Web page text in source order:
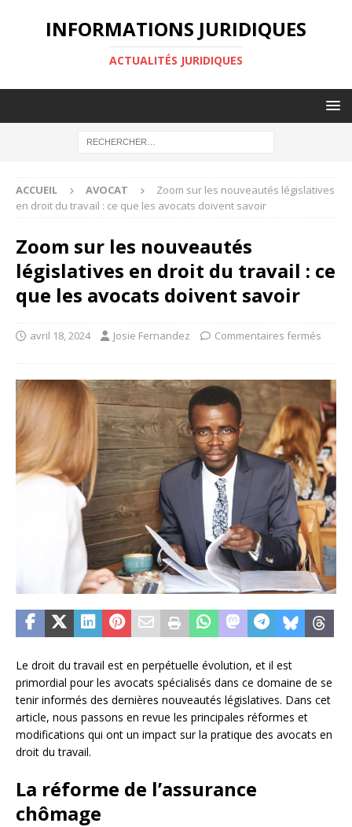
INFORMATIONS JURIDIQUES
ACTUALITÉS JURIDIQUES
ACCUEIL AVOCAT
Zoom sur les nouveautés législatives
en droit du travail : ce que les avocats doivent savoir
Zoom sur les nouveautés
législatives en droit du travail : ce
que les avocats doivent savoir
avril 18, 2024 Josie Fernandez Commentaires fermés
Le droit du travail est en perpétuelle évolution, et il est
primordial pour les avocats spécialisés dans ce domaine de se
tenir informés des dernières nouveautés législatives. Dans cet
article, nous passons en revue les principales réformes et
modifications qui ont un impact sur la pratique des avocats en
droit du travail.
La réforme de l’assurance
chômage